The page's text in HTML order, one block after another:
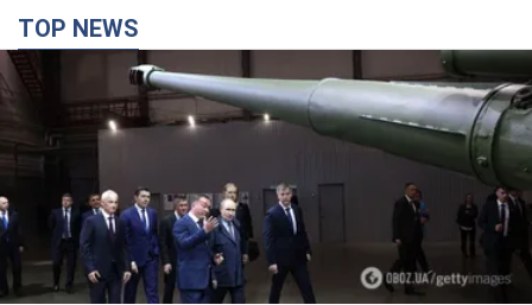
TOP NEWS